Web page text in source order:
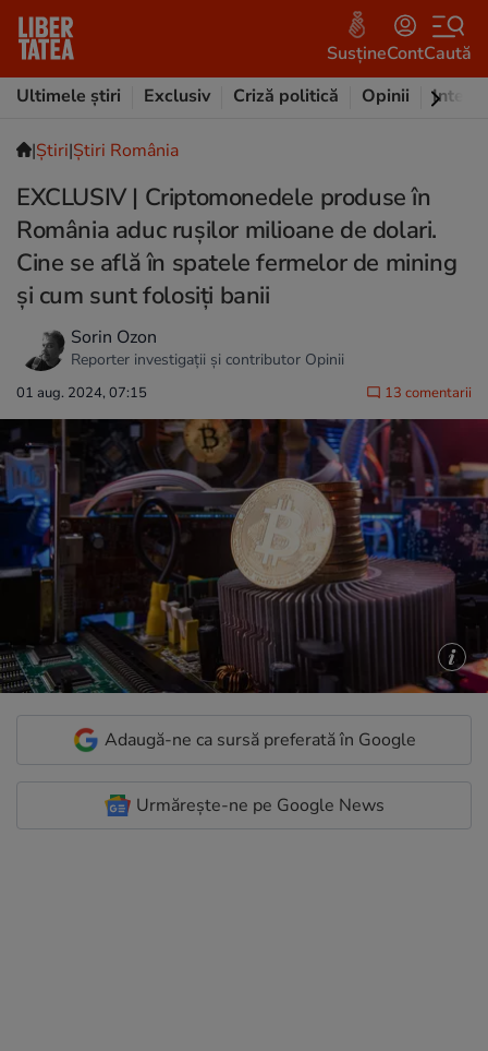
SusțineContCaută
Ultimele știri
Exclusiv Criză politică Opinii
|Ştiri|Știri România
EXCLUSIV | Criptomonedele produse în
România aduc rușilor milioane de dolari.
Cine se află în spatele fermelor de mining
și cum sunt folosiți banii
Sorin Ozon
Reporter investigații și contributor Opinii
01 aug. 2024, 07:15 13 comentarii
Adaugă-ne ca sursă preferată în Google
Urmărește-ne pe Google News